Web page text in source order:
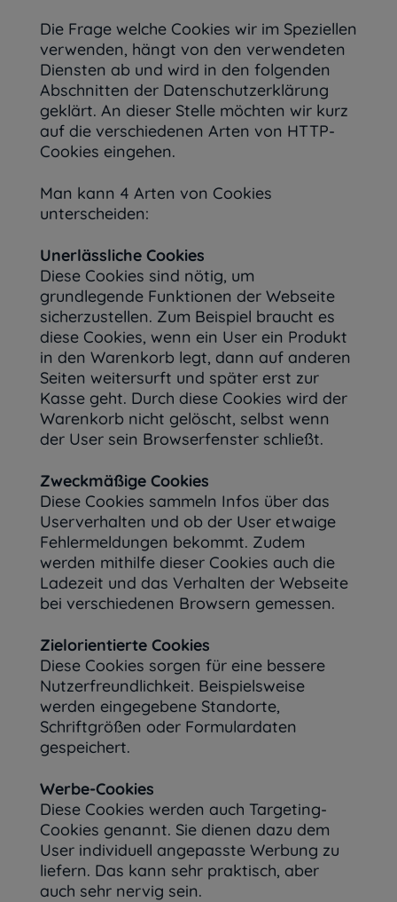
Die Frage welche Cookies wir im Speziellen
verwenden, hängt von den verwendeten
Diensten ab und wird in den folgenden
Abschnitten der Datenschutzerklärung
geklärt. An dieser Stelle möchten wir kurz
auf die verschiedenen Arten von HTTP-
Cookies eingehen.
Man kann 4 Arten von Cookies
unterscheiden:
Unerlässliche Cookies
Diese Cookies sind nötig, um
grundlegende Funktionen der Webseite
sicherzustellen. Zum Beispiel braucht es
diese Cookies, wenn ein User ein Produkt
in den Warenkorb legt, dann auf anderen
Seiten weitersurft und später erst zur
Kasse geht. Durch diese Cookies wird der
Warenkorb nicht gelöscht, selbst wenn
der User sein Browserfenster schließt.
Zweckmäßige Cookies
Diese Cookies sammeln Infos über das
Userverhalten und ob der User etwaige
Fehlermeldungen bekommt. Zudem
werden mithilfe dieser Cookies auch die
Ladezeit und das Verhalten der Webseite
bei verschiedenen Browsern gemessen.
Zielorientierte Cookies
Diese Cookies sorgen für eine bessere
Nutzerfreundlichkeit. Beispielsweise
werden eingegebene Standorte,
Schriftgrößen oder Formulardaten
gespeichert.
Werbe-Cookies
Diese Cookies werden auch Targeting-
Cookies genannt. Sie dienen dazu dem
User individuell angepasste Werbung zu
liefern. Das kann sehr praktisch, aber
auch sehr nervig sein.